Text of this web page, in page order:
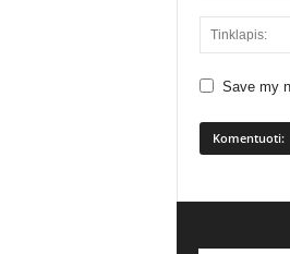
Save my